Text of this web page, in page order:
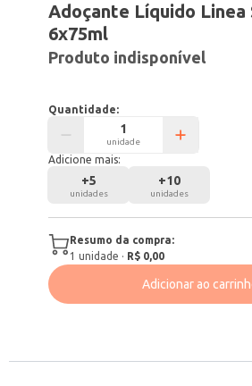
Adoçante Líquido Linea
6x75ml
Produto indisponível
Quantidade:
unidade
Adicione mais:
+5
unidades
+10
unidades
Resumo da compra:
1 unidade · R$ 0,00
Adicionar ao